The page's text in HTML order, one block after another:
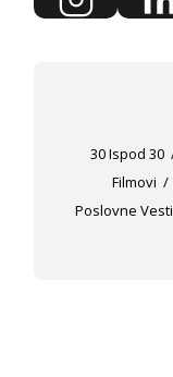
30 Ispod 30
Filmovi
Poslovne Vesti